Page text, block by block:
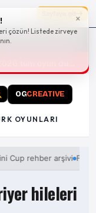
×
çözün! Listede zirveye
(PC ve konsollar) -
OGCREATIVE
OYUNLARI
rehber arşivi FC 27
hileleri